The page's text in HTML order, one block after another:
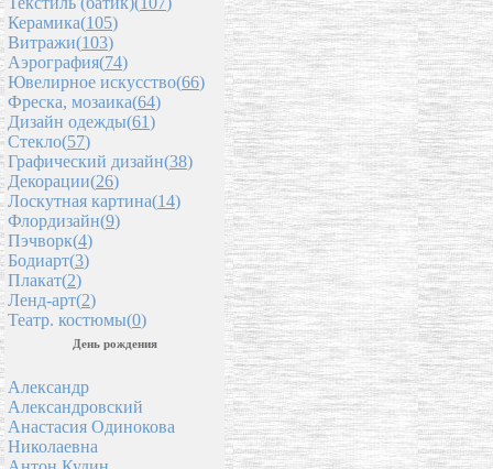
Керамика(105)
Витражи(103)
Аэрография(74)
Ювелирное искусство(66)
Фреска, мозаика(64)
Дизайн одежды(61)
Стекло(57)
Графический дизайн(38)
Декорации(26)
Лоскутная картина(14)
Флордизайн(9)
Пэчворк(4)
Бодиарт(3)
Плакат(2)
Ленд-арт(2)
Театр. костюмы(0)
День рождения
Александр
Александровский
Анастасия Одинокова
Николаевна